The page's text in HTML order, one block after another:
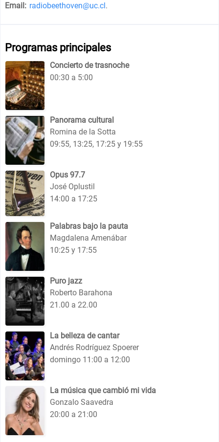
Email: radiobeethoven@uc.cl.
Programas principales
Concierto de trasnoche
00:30 a 5:00
Panorama cultural
Romina de la Sotta
09:55, 13:25, 17:25 y 19:55
Opus 97.7
José Oplustil
14:00 a 17:25
Palabras bajo la pauta
Magdalena Amenábar
10:25 y 17:55
Puro jazz
Roberto Barahona
21.00 a 22.00
La belleza de cantar
Andrés Rodríguez Spoerer
domingo 11:00 a 12:00
La música que cambió mi vida
Gonzalo Saavedra
20:00 a 21:00